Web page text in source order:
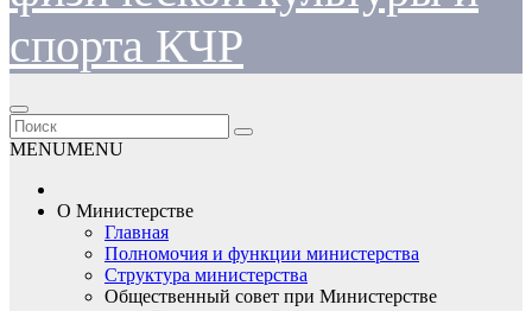
спорта КЧР
MENUMENU
О Министерстве
Главная
Полномочия и функции министерства
Структура министерства
Общественный совет при Министерстве